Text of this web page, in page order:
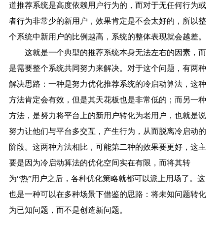
道推荐系统是高度依赖用户行为的，而对于无任何行为或
者行为非常少的新用户，效果肯定是不会太好的，所以整
个系统中新用户的比例越高，系统的整体表现就会越差。
这就是一个典型的推荐系统本身无法左右的因素，而
是需要整个系统共同努力来解决。对于这个问题，有两种
解决思路：一种是努力优化推荐系统的冷启动算法，这种
方法肯定会有效，但是其天花板也是非常低的；而另一种
方法，是努力将平台上的新用户转化为老用户，也就是说
努力让他们与平台多交互，产生行为，从而脱离冷启动的
阶段。这两种方法相比，可能第二种的效果要更好，这主
要是因为冷启动算法的优化空间实在有限，而将其转
为“热”用户之后，各种优化策略就都可以派上用场了。这
也是一种可以在多种场景下借鉴的思路：将未知问题转化
为已知问题，而不是创造新问题。